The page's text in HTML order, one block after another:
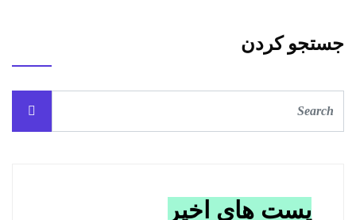
جستجو کردن
پست های اخیر